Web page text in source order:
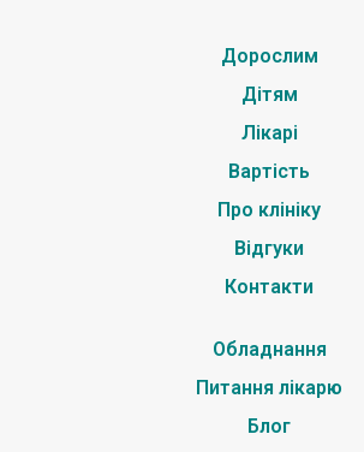
Дорослим
Дітям
Лікарі
Вартість
Про клініку
Відгуки
Контакти
Обладнання
Питання лікарю
Блог